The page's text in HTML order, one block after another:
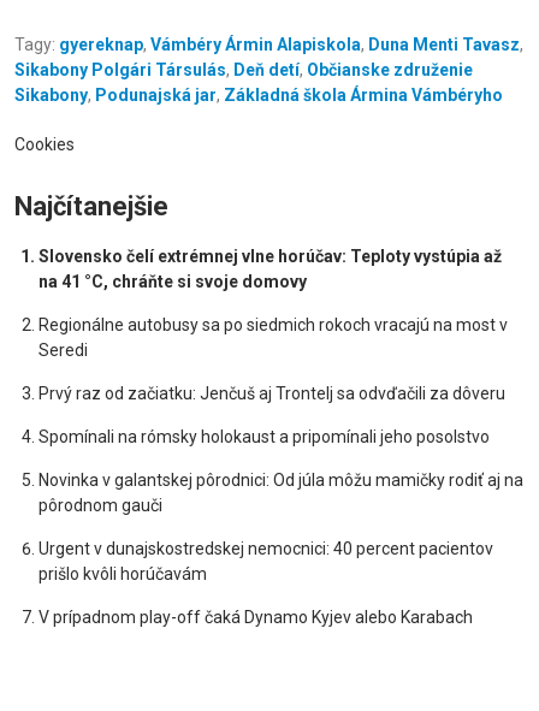
Tagy: gyereknap, Vámbéry Ármin Alapiskola, Duna Menti Tavasz,
Sikabony Polgári Társulás, Deň detí, Občianske združenie
Sikabony, Podunajská jar, Základná škola Ármina Vámbéryho
Cookies
Najčítanejšie
Slovensko čelí extrémnej vlne horúčav: Teploty vystúpia až
na 41 °C, chráňte si svoje domovy
Regionálne autobusy sa po siedmich rokoch vracajú na most v
Seredi
Prvý raz od začiatku: Jenčuš aj Trontelj sa odvďačili za dôveru
Spomínali na rómsky holokaust a pripomínali jeho posolstvo
Novinka v galantskej pôrodnici: Od júla môžu mamičky rodiť aj na
pôrodnom gauči
Urgent v dunajskostredskej nemocnici: 40 percent pacientov
prišlo kvôli horúčavám
V prípadnom play-off čaká Dynamo Kyjev alebo Karabach